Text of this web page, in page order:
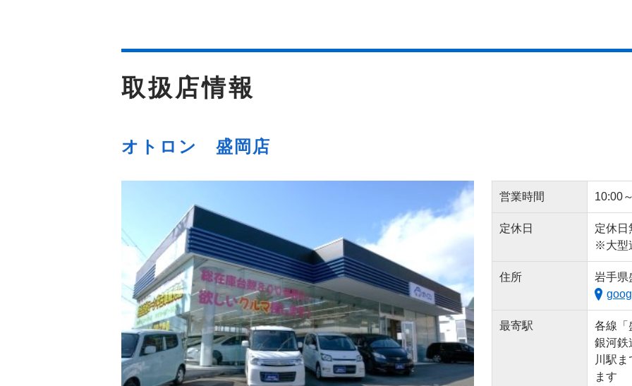
取扱店情報
オトロン 盛岡店
営業時間 10:00
定休日
定休日
※大型
住所
岩手県
最寄駅
各線「
銀河鉄
川駅
ます